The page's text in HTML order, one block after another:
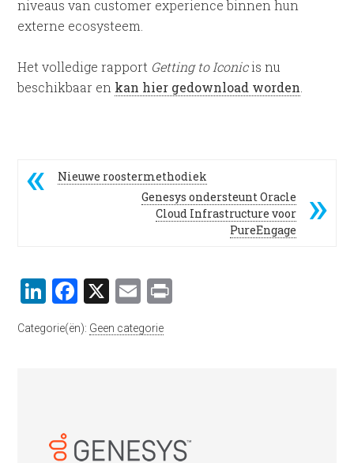
niveaus van customer experience binnen hun
externe ecosysteem.
Het volledige rapport Getting to Iconicis nu
beschikbaar en kan hier gedownload worden
Nieuwe roostermethodiek
Genesys ondersteunt Oracle
Cloud Infrastructure voor
PureEngage
LinkedIn
Facebook
X Email
Categorie(ën): Geen categorie